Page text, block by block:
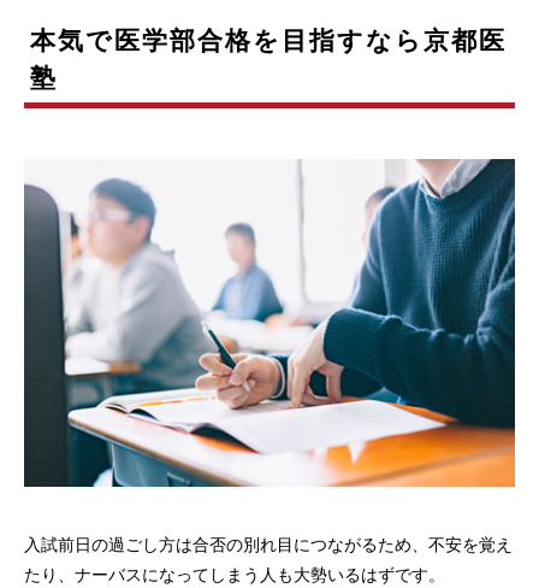
本気で医学部合格を目指すなら京都医
塾
入試前日の過ごし方は合否の別れ目につながるため、不安を覚え
たり、ナーバスになってしまう人も大勢いるはずです。